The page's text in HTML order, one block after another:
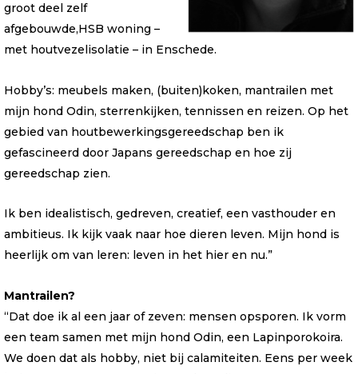
groot deel zelf
afgebouwde,HSB woning –
met houtvezelisolatie – in Enschede.
Hobby’s: meubels maken, (buiten)koken, mantrailen met
mijn hond Odin, sterrenkijken, tennissen en reizen. Op het
gebied van houtbewerkingsgereedschap ben ik
gefascineerd door Japans gereedschap en hoe zij
gereedschap zien.
Ik ben idealistisch, gedreven, creatief, een vasthouder en
ambitieus. Ik kijk vaak naar hoe dieren leven. Mijn hond is
heerlijk om van leren: leven in het hier en nu.”
Mantrailen?
“Dat doe ik al een jaar of zeven: mensen opsporen. Ik vorm
een team samen met mijn hond Odin, een Lapinporokoira.
We doen dat als hobby, niet bij calamiteiten. Eens per week